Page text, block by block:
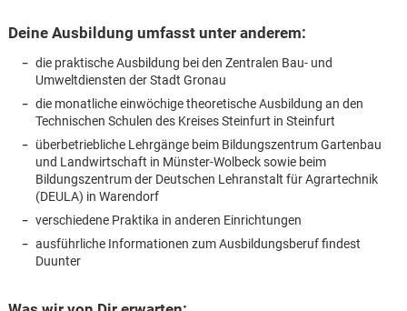
Deine Ausbildung umfasst unter anderem:
die praktische Ausbildung bei den Zentralen Bau- und
Umweltdiensten der Stadt Gronau
die monatliche einwöchige theoretische Ausbildung an den
Technischen Schulen des Kreises Steinfurt in Steinfurt
überbetriebliche Lehrgänge beim Bildungszentrum Gartenbau
und Landwirtschaft in Münster-Wolbeck sowie beim
Bildungszentrum der Deutschen Lehranstalt für Agrartechnik
(DEULA) in Warendorf
verschiedene Praktika in anderen Einrichtungen
ausführliche Informationen zum Ausbildungsberuf findest
Duunter